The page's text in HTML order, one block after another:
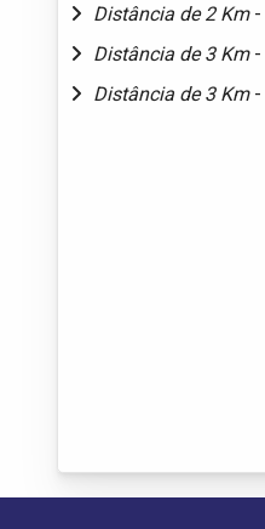
Distância de 2 Km -
Distância de 3 Km -
Distância de 3 Km -